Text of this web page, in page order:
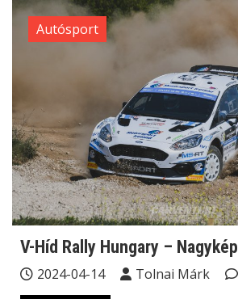
Autósport
V-Híd Rally Hungary – Nagykép
2024-04-14 Tolnai Márk